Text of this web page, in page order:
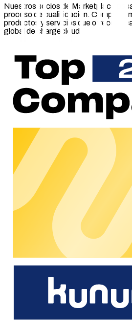
Nuestros socios de Marketplace
proceso de cualificación.
productos y servicios que ofrece
global de chargecloud.
software de chargecloud, también
diseño, la implementación y la
técnicas.
Si el proceso de cualificación se
enviaremos una confirmación como
nuestra página web como socio del
su logotipo y una descripción de su
Requisitos y expectativas
Base de clientes existente en el
electromovilidad con productos
demandados
Larga experiencia y
movilidad eléctrica con un
requisitos
Asociacióny colaboración
una comunicación abierta, un
mentalidad orientada a las
Personas de contacto
claras para una comunicación
Conviértase en socio de Marketplace
Socios validados